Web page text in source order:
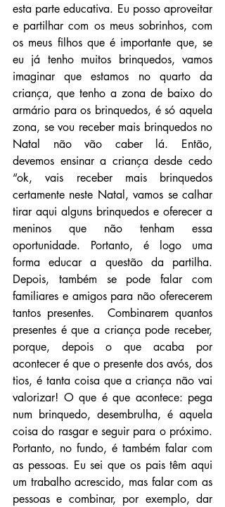
esta parte educativa. Eu posso aproveitar
e partilhar com os meus sobrinhos, com
os meus filhos que é importante que, se
eu já tenho muitos brinquedos, vamos
imaginar que estamos no quarto da
criança, que tenho a zona de baixo do
armário para os brinquedos, é só aquela
zona, se vou receber mais brinquedos no
Natal não vão caber lá. Então,
devemos ensinar a criança desde cedo
“ok, vais receber mais brinquedos
certamente neste Natal, vamos se calhar
tirar aqui alguns brinquedos e oferecer a
meninos que não tenham essa
oportunidade. Portanto, é logo uma
forma educar a questão da partilha.
Depois, também se pode falar com
familiares e amigos para não oferecerem
tantos presentes.  Combinarem quantos
presentes é que a criança pode receber,
porque, depois o que acaba por
acontecer é que o presente dos avós, dos
tios, é tanta coisa que a criança não vai
valorizar! O que é que acontece: pega
num brinquedo, desembrulha, é aquela
coisa do rasgar e seguir para o próximo.
Portanto, no fundo, é também falar com
as pessoas. Eu sei que os pais têm aqui
um trabalho acrescido, mas falar com as
pessoas e combinar, por exemplo, dar